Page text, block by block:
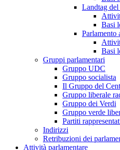
Landtag
Basi
Parlamento
Basi
Gruppi parlamentari
Gruppo UDC
Gruppo socialista
Il Gruppo del
Gruppo liberale
Gruppo dei Verdi
Gruppo verde
Partiti
Indirizzi
Retribuzioni dei
Attività parlamentare